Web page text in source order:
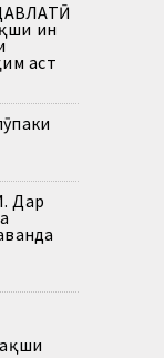
ин
аст
Дар